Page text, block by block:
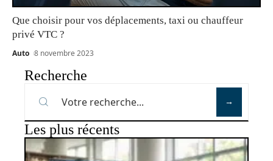
Que choisir pour vos déplacements, taxi ou chauffeur
privé VTC ?
Auto 8 novembre 2023
Recherche
Les plus récents